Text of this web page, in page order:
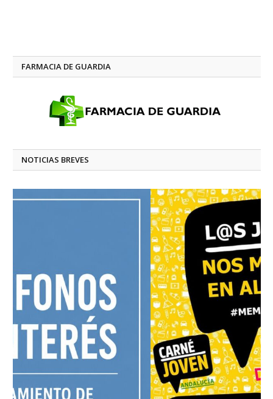
FARMACIA DE GUARDIA
NOTICIAS BREVES